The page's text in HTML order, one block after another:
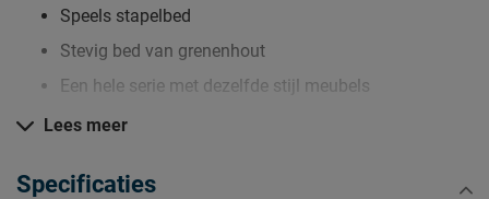
Speels stapelbed
Stevig bed van grenenhout
Een hele serie met dezelfde stijl meubels
Kijk bij het kopje ‘Goed om te weten’ om alle tips & tricks te
Lees meer
Specificaties